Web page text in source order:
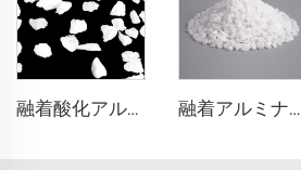
融着酸化アルミニウム 融着アルミナ粉末